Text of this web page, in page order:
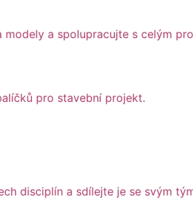
modely a spolupracujte s celým
pro stavební projekt.
disciplín a sdílejte je se svým